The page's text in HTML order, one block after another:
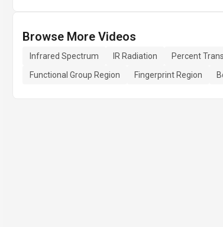
Browse More Videos
Infrared Spectrum IR Radiation Percent
Functional Group Region
Fingerprint Region